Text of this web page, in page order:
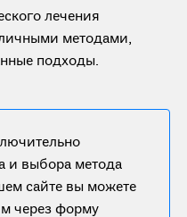
лечения
методами,
подходы.
и выбора метода
сайте вы можете
через форму